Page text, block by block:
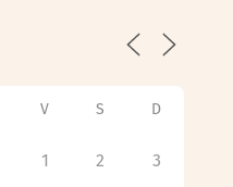
V S D
1 2 3